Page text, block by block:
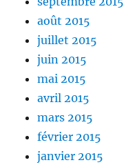
août 2015
juillet 2015
juin 2015
mai 2015
avril 2015
mars 2015
février 2015
janvier 2015